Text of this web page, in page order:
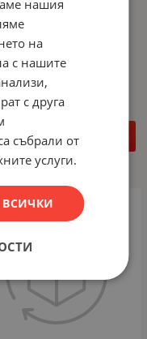
ЗА:
GB: 4 000
ДЕТАЙЛИ
нашия
на
с нашите
с друга
събрали от
услуги.
ВСИЧКИ